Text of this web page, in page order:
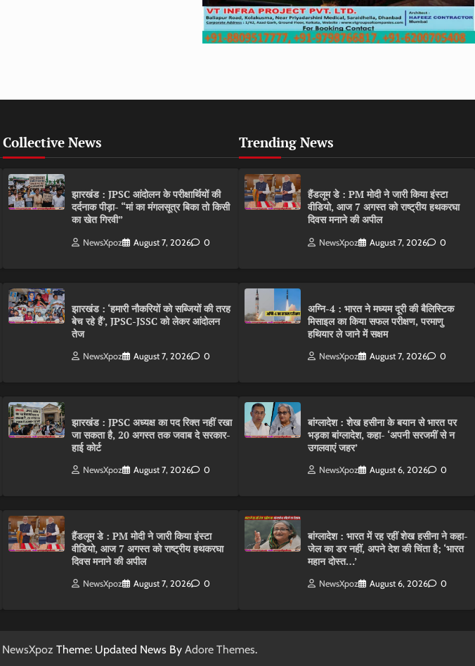
Collective News
झारखंड : JPSC आंदोलन के परीक्षार्थियों की
दर्दनाक पीड़ा- “मां का मंगलसूत्र बिका तो किसी
का खेत गिरवी”
NewsXpoz August 7, 2026 0
झारखंड : ‘हमारी नौकरियों को सब्जियों की तरह
बेच रहे हैं’, JPSC-JSSC को लेकर आंदोलन
तेज
NewsXpoz August 7, 2026 0
झारखंड : JPSC अध्यक्ष का पद रिक्त नहीं रखा
जा सकता है, 20 अगस्त तक जवाब दे सरकार-
हाई कोर्ट
NewsXpoz August 7, 2026 0
हैंडलूम डे : PM मोदी ने जारी किया इंस्टा
वीडियो, आज 7 अगस्त को राष्ट्रीय हथकरघा
दिवस मनाने की अपील
NewsXpoz August 7, 2026 0
Trending News
हैंडलूम डे : PM मोदी ने जारी किया इंस्टा
वीडियो, आज 7 अगस्त को राष्ट्रीय हथकरघा
दिवस मनाने की अपील
NewsXpoz August 7, 2026 0
अग्नि-4 : भारत ने मध्यम दूरी की बैलिस्टिक
मिसाइल का किया सफल परीक्षण, परमाणु
हथियार ले जाने में सक्षम
NewsXpoz August 7, 2026 0
बांग्लादेश : शेख हसीना के बयान से भारत पर
भड़का बांग्लादेश, कहा- ‘अपनी सरजमीं से न
उगलवाएं जहर’
NewsXpoz August 6, 2026 0
बांग्लादेश : भारत में रह रहीं शेख हसीना ने कहा-
जेल का डर नहीं, अपने देश की चिंता है; ‘भारत
महान दोस्त…’
NewsXpoz August 6, 2026 0
NewsXpoz Theme: Updated News By Adore Themes.